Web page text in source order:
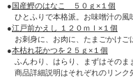
● 国産鰹のはなこ ５０ｇ×１個
ひとふりで本格派。お味噌汁の風
●江戸前かえし １２０ｍｌ×１個
お刺身に、お肉に、たまごかけご
●本枯れ花かつを２５ｇ×１個
ふんわり、はらり、まずはそのま
商品詳細説明はそれぞれのリンク